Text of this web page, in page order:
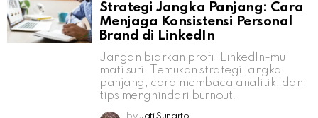
Strategi Jangka Panjang: Cara
Menjaga Konsistensi Personal
Brand di LinkedIn
Jangan biarkan profil LinkedIn-mu
mati suri. Temukan strategi jangka
panjang, cara membaca analitik, dan
tips menghindari burnout.